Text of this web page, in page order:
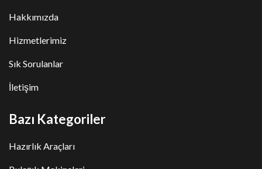
Hakkımızda
Hizmetlerimiz
Sık Sorulanlar
İletişim
Bazı Kategoriler
Hazırlık Araçları